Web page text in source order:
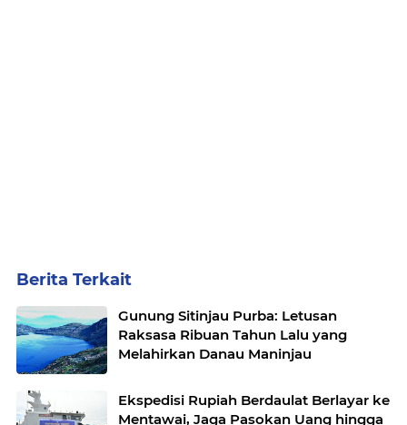
Berita Terkait
Gunung Sitinjau Purba: Letusan
Raksasa Ribuan Tahun Lalu yang
Melahirkan Danau Maninjau
Ekspedisi Rupiah Berdaulat Berlayar ke
Mentawai, Jaga Pasokan Uang hingga